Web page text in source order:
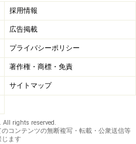
採用情報
広告掲載
プライバシーポリシー
著作権・商標・免責
サイトマップ
rights reserved.
コンテンツの無断複写・転載・公衆送信等
じます